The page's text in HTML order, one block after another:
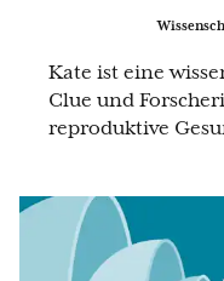
Kate ist eine
Clue und
reproduktive